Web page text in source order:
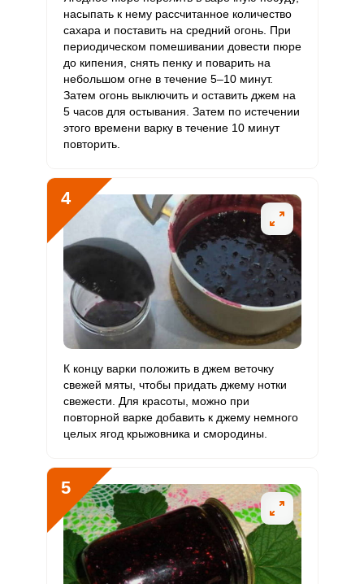
Литий 3.9 мкг 70 мкг 0.6 5.6
Марганец 1.9 мкг 2 мкг 9.5 94.6
Селен
Фтор 187 мкг 4000 мкг 4.7
5.4 мкг 50 мкг 1.1 10.8
Цинк 0.7 мг 12 мг 0.6 5.5
Бор 198 мкг 1200 мкг 1.7 16.5
Ванадий 15.6 мкг 20 мкг 7.8 78
Молибден 109.6 мкг 70 мкг 15.7
насыпать к нему рассчитанное количество
сахара и поставить на средний огонь. При
периодическом помешивании довести пюре
до кипения, снять пенку и поварить на
небольшом огне в течение 5–10 минут.
Затем огонь выключить и оставить джем на
5 часов для остывания. Затем по истечении
этого времени варку в течение 10 минут
повторить.
4
К концу варки положить в джем веточку
свежей мяты, чтобы придать джему нотки
свежести. Для красоты, можно при
повторной варке добавить к джему немного
целых ягод крыжовника и смородины.
5